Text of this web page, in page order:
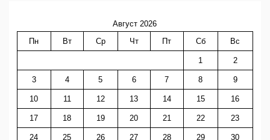
Август 2026
Пн
Вт Ср Чт Пт Сб Вс
1 2
3 4 5 6 7 8 9
10 11 12 13 14 15 16
17 18 19 20 21 22 23
24 25 26 27 28 29 30